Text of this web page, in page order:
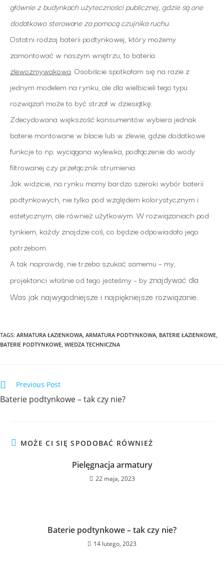
głównie z budynkach użyteczności publicznej, gdzie są one
dodatkowo sterowane za pomocą czujnika ruchu.
Ostatni rodzaj baterii podtynkowej, który możemy
zamontować w naszym wnętrzu, to bateria
zlewozmywakowa. Osobiście spotkałam się na razie z
jednym modelem na rynku, ale dla wielbicieli tego typu
rozwiązań może to być strzał w dziesiątkę.
Zdecydowana większość konsumentów wybiera jednak
baterie montowane w blacie lub w zlewie, gdzie dodatkowe
funkcje to np. wyciągana wylewka, podłączenie do wody
filtrowanej czy przełącznik strumienia.
Jak widzicie, na rynku mamy bardzo szeroki wybór baterii
podtynkowych, nie tylko pod względem kolorystycznym i
estetycznym, ale również użytkowym. W rozwiązaniach pod
tynkiem, każdy znajdzie coś, co będzie odpowiadało jego
potrzebom.
A tak naprawdę, nie trzeba szukać samemu – my,
projektanci właśnie od tego jesteśmy – by znajdywać dla
Was jak najwygodniejsze i najpiękniejsze rozwiązanie.
TAGS: ARMATURA ŁAZIENKOWA, ARMATURA PODTYNKOWA, BATERIE ŁAZIENKOWE,
BATERIE PODTYNKOWE, WIEDZA TECHNICZNA
Previous Post
Baterie podtynkowe – tak czy nie?
MOŻE CI SIĘ SPODOBAĆ RÓWNIEŻ
Pielęgnacja armatury
22 maja, 2023
Baterie podtynkowe – tak czy nie?
14 lutego, 2023